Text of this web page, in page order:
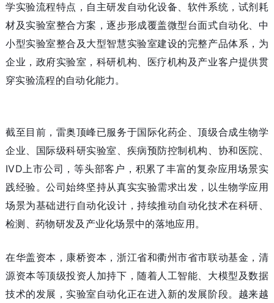
学实验流程特点，自主研发自动化设备、软件系统，试剂耗
材及实验室整合方案，逐步形成覆盖微型台面式自动化、中
小型实验室整合及大型智慧实验室建设的完整产品体系，为
企业，政府实验室，科研机构、医疗机构及产业客户提供贯
穿实验流程的自动化能力。
截至目前，雷奥顶峰已服务于国际化药企、顶级合成生物学
企业、国际级科研实验室、疾病预防控制机构、协和医院、
IVD上市公司，等头部客户，积累了丰富的复杂应用场景实
践经验。公司始终坚持从真实实验需求出发，以生物学应用
场景为基础进行自动化设计，持续推动自动化技术在科研、
检测、药物研发及产业化场景中的落地应用。
在华盖资本，康桥资本，浙江省和衢州市省市联动基金，清
源资本等顶级投资人加持下，随着人工智能、大模型及数据
技术的发展，实验室自动化正在进入新的发展阶段。越来越